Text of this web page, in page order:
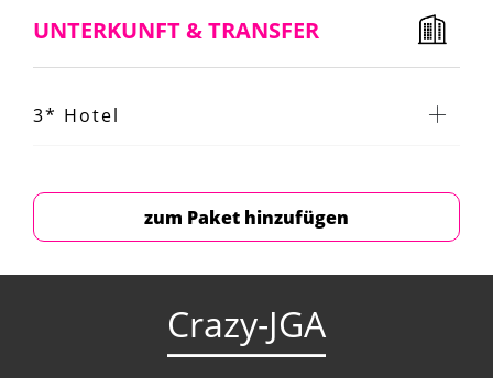
UNTERKUNFT & TRANSFER
3* Hotel
zum Paket hinzufügen
Crazy-JGA